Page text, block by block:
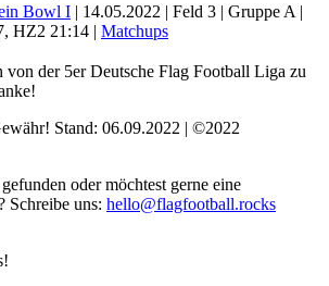
Bowl I | 14.05.2022 | Feld 3 | Gruppe A |
HZ2 21:14 | Matchups
von der 5er Deutsche Flag Football Liga zu
Stand: 06.09.2022 | ©2022
oder möchtest gerne eine
Schreibe uns: hello@flagfootball.rocks